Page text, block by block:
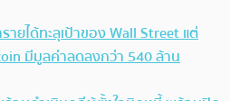
ายได้ทะลุเป้าของ Wall Street แต่
มีมูลค่าลดลงกว่า 540 ล้าน